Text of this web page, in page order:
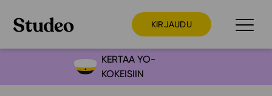
KIRJAUDU
Preppaaja
KERTAA YO-
KOKEISIIN